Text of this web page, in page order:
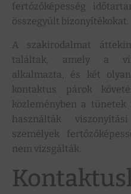
fertőzőképesség
összegyűlt bizonyítékokat.
A szakirodalmat
találtak, amely a
alkalmazta, és két
kontaktus párok
közleményben a tünetek
használták
személyek
nem vizsgálták.